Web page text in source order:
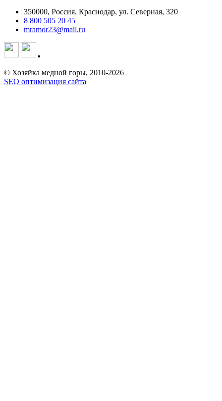
350000, Россия, Краснодар, ул. Северная, 320
8 800 505 20 45
mramor23@mail.ru
© Хозяйка медной горы, 2010-2026
SEO оптимизация сайта